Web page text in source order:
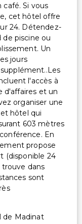
d'enfants
à sec
(gratuits)
Si vous
cet hôtel offre
24. Détendez-
de piscine ou
Un
jours
l'accès à
d'affaires et un
organiser une
hôtel qui
603 mètres
En
propose
(disponible 24
dans
sont
de Madinat